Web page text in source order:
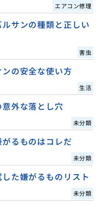
エアコン修理
サンの種類と正しい
害虫
の安全な使い方
生活
外な落とし穴
未分類
るものはコレだ
未分類
た嫌がるものリスト
未分類